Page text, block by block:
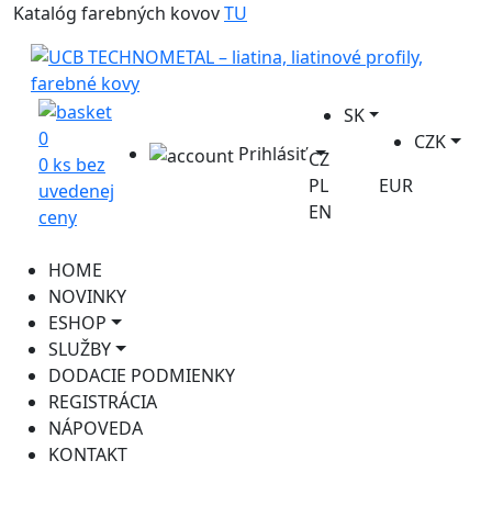
Katalóg farebných kovovTU
0
0 ks bez
uvedenej
ceny
Prihlásiť
SK
CZ
PL
EN
CZK
EUR
HOME
NOVINKY
ESHOP
SLUŽBY
DODACIE PODMIENKY
REGISTRÁCIA
NÁPOVEDA
KONTAKT